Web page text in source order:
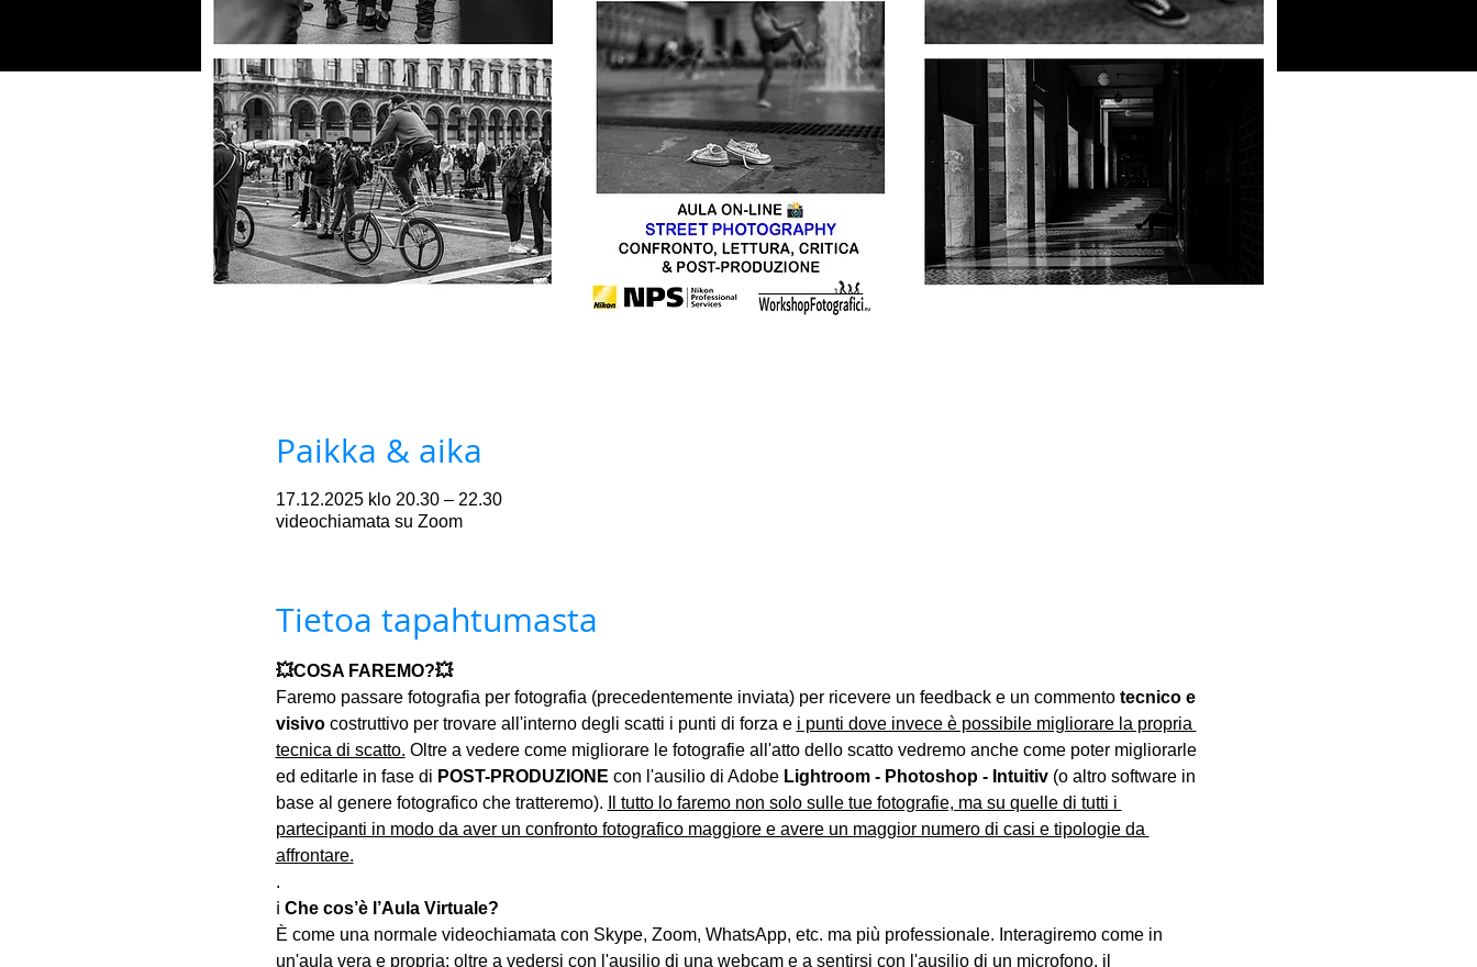
Paikka & aika
17.12.2025 klo 20.30 – 22.30
videochiamata su Zoom
Tietoa tapahtumasta
💥COSA FAREMO?💥
Faremo passare fotografia per fotografia (precedentemente inviata) per ricevere un feedback e un commento tecnico e
visivo costruttivo per trovare all'interno degli scatti i punti di forza e i punti dove invece è possibile migliorare la propria
tecnica di scatto. Oltre a vedere come migliorare le fotografie all'atto dello scatto vedremo anche come poter migliorarle
ed editarle in fase di POST-PRODUZIONE con l'ausilio di Adobe Lightroom - Photoshop - Intuitiv (o altro software in
base al genere fotografico che tratteremo).
Il tutto lo faremo non solo sulle tue fotografie, ma su quelle di tutti i
partecipanti in modo da aver un confronto fotografico maggiore e avere un maggior numero di casi e tipologie da
affrontare.
.
ℹ Che cos’è l’Aula Virtuale?
È come una normale videochiamata con Skype, Zoom, WhatsApp, etc. ma più professionale. Interagiremo come in
un'aula vera e propria; oltre a vedersi con l'ausilio di una webcam e a sentirsi con l'ausilio di un microfono, il